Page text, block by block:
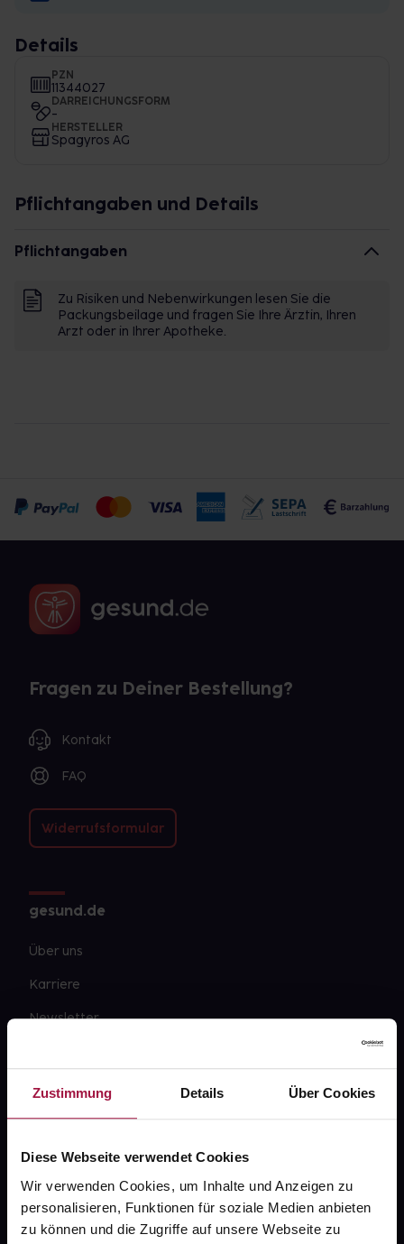
Zustimmung Details Über Cookies
Diese Webseite verwendet Cookies
Wir verwenden Cookies, um Inhalte und Anzeigen zu
personalisieren, Funktionen für soziale Medien anbieten
zu können und die Zugriffe auf unsere Webseite zu
Details
PZN
11344027
DARREICHUNGSFORM
-
HERSTELLER
Spagyros AG
Pflichtangaben und Details
Pflichtangaben
Zu Risiken und Nebenwirkungen lesen Sie die
Packungsbeilage und fragen Sie Ihre Ärztin, Ihren
Arzt oder in Ihrer Apotheke.
Fragen zu Deiner Bestellung?
Kontakt
FAQ
Widerrufsformular
gesund.de
Über uns
Karriere
Newsletter
PAYBACK
gesund-versorger.de
Sanitätshäuser
Datenschutz